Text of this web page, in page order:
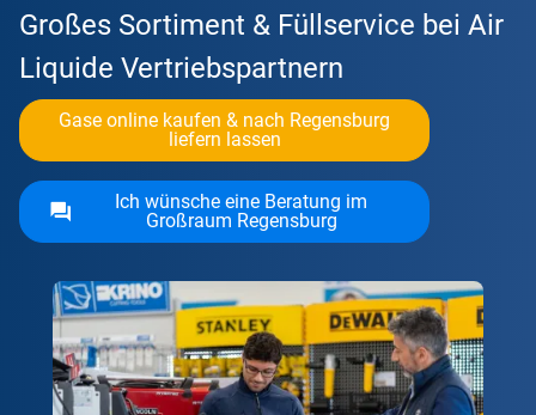
Großes Sortiment & Füllservice bei Air
Liquide Vertriebspartnern
Gase online kaufen & nach Regensburg
liefern lassen
Ich wünsche eine Beratung im
Großraum Regensburg